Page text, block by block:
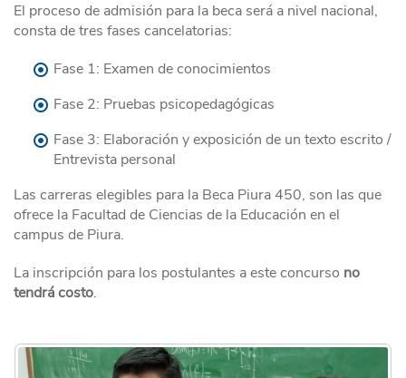
El proceso de admisión para la beca será a nivel nacional,
consta de tres fases cancelatorias:
Fase 1: Examen de conocimientos
Fase 2: Pruebas psicopedagógicas
Fase 3: Elaboración y exposición de un texto escrito /
Entrevista personal
Las carreras elegibles para la Beca Piura 450, son las que
ofrece la Facultad de Ciencias de la Educación en el
campus de Piura.
La inscripción para los postulantes a este concurso no
tendrá costo.